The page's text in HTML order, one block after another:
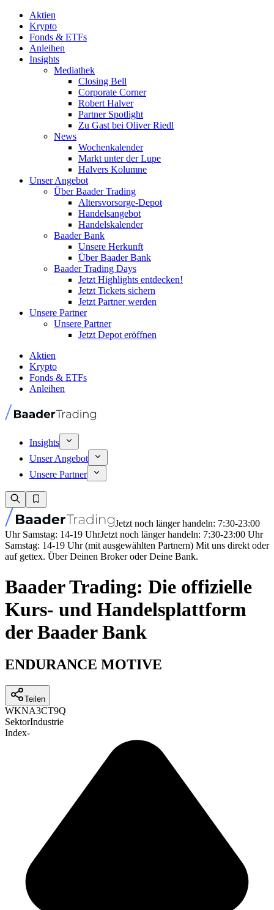
Aktien
Krypto
Fonds & ETFs
Anleihen
Insights
Mediathek
Closing Bell
Corporate Corner
Robert Halver
Partner Spotlight
Zu Gast bei Oliver Riedl
News
Wochenkalender
Markt unter der Lupe
Halvers Kolumne
Unser Angebot
Über Baader Trading
Altersvorsorge-Depot
Handelsangebot
Handelskalender
Baader Bank
Unsere Herkunft
Über Baader Bank
Baader Trading Days
Jetzt Highlights entdecken!
Jetzt Tickets sichern
Jetzt Partner werden
Unsere Partner
Unsere Partner
Jetzt Depot eröffnen
Aktien
Krypto
Fonds & ETFs
Anleihen
Insights
Unser Angebot
Unsere Partner
Jetzt noch länger handeln: 7:30-23:00
Uhr Samstag: 14-19 UhrJetzt noch länger handeln: 7:30-23:00 Uhr
Samstag: 14-19 Uhr (mit ausgewählten Partnern) Mit uns direkt oder
auf gettex. Über Deinen Broker oder Deine Bank.
Baader Trading: Die offizielle
Kurs- und Handelsplattform
der Baader Bank
ENDURANCE MOTIVE
Teilen
WKNA3CT9Q
SektorIndustrie
Index-